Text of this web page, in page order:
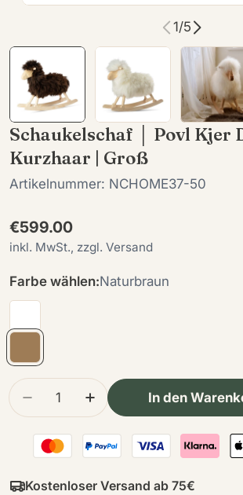
1/5
Schaukelschaf │ Povl Kjer
Kurzhaar | Groß
Artikelnummer: NCHOME37-50
Regulärer
Preis
€599.00
inkl. MwSt., zzgl. Versand
Farbe wählen:Naturbraun
Menge
Menge für Schaukelschaf │
Menge für
In den
Kostenloser Versand ab 75€